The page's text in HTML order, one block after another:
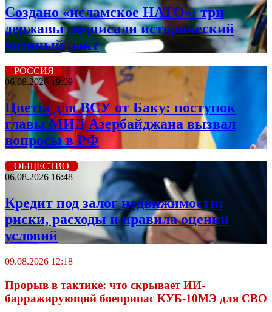
Создано «исламское НАТО»: три
державы подписали исторический
военный пакт
РОССИЯ
06.08.2026 19:09
Цветы для ВСУ от Баку: поступок
главы МИД Азербайджана вызвал
вопросы в РФ
ОБЩЕСТВО
06.08.2026 16:48
Кредит под залог недвижимости:
риски, расходы и правила оценки
условий
09.08.2026 12:18
Прорыв в тактике: что скрывает ИИ-
барражирующий боеприпас КУБ-10МЭ для СВО